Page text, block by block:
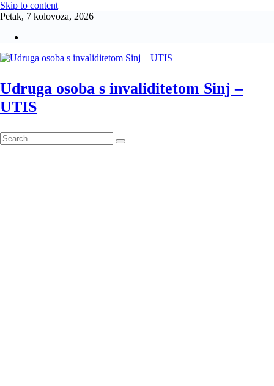
Skip to content
Petak, 7 kolovoza, 2026
Udruga osoba s invaliditetom Sinj –
UTIS